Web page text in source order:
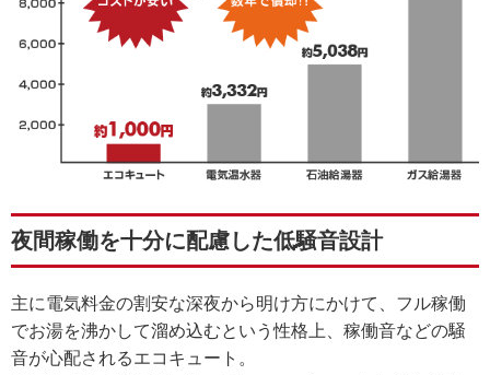
夜間稼働を十分に配慮した低騒音設計
主に電気料金の割安な深夜から明け方にかけて、フル稼働
でお湯を沸かして溜め込むという性格上、稼働音などの騒
音が心配されるエコキュート。